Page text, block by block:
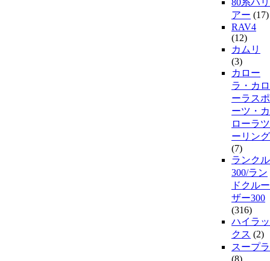
80系ハリ
アー (17)
RAV4
(12)
カムリ
(3)
カロー
ラ・カロ
ーラスポ
ーツ・カ
ローラツ
ーリング
(7)
ランクル
300/ラン
ドクルー
ザー300
(316)
ハイラッ
クス (2)
スープラ
(8)